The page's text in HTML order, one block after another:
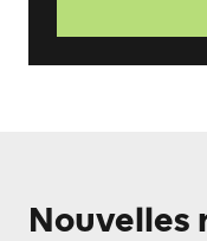
Nouvelles